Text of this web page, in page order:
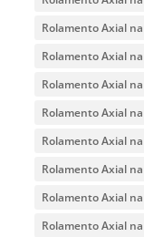
Rolamento Axial
Rolamento Axial
Rolamento Axial
Rolamento Axial
Rolamento Axial
Rolamento Axial
Rolamento Axial
Rolamento Axial